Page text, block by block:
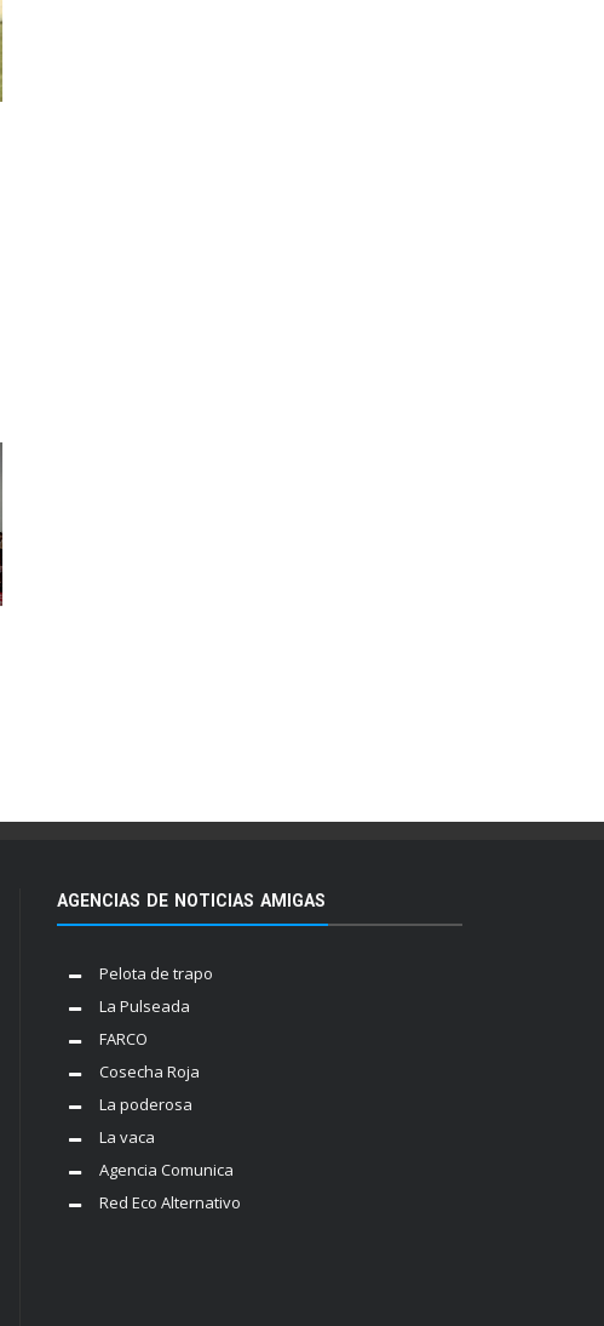
AGENCIAS DE NOTICIAS AMIGAS
Pelota de trapo
La Pulseada
FARCO
Cosecha Roja
La poderosa
La vaca
Agencia Comunica
Red Eco Alternativo